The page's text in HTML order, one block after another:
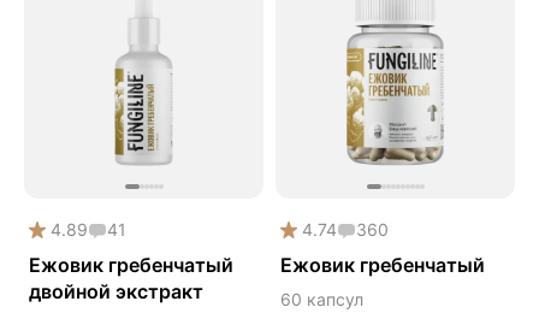
Mushroom
Phyto
Premium
Solution
Акция
Антипаразит
Антистресс
4.89 41
Ежовик гребенчатый
двойной экстракт
4.74 360
Ежовик гребенчатый
60 капсул